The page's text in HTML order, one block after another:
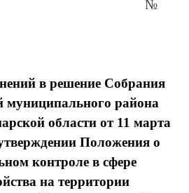
в решение Собрания
муниципального района
области от 11 марта
Положения о
контроле в сфере
на территории